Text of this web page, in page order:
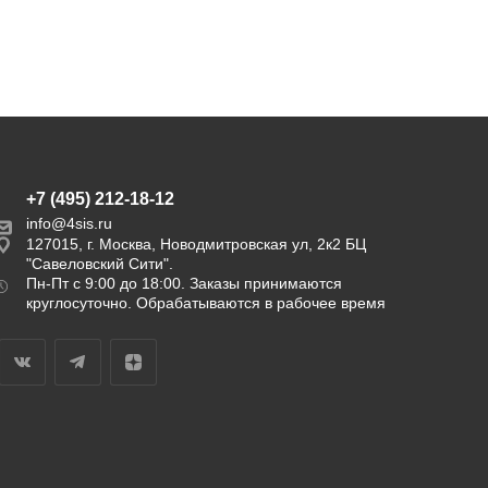
+7 (495) 212-18-12
info@4sis.ru
127015, г. Москва, Новодмитровская ул, 2к2 БЦ
"Савеловский Сити".
Пн-Пт с 9:00 до 18:00. Заказы принимаются
круглосуточно. Обрабатываются в рабочее время